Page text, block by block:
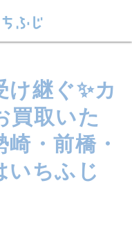
継ぐ✨カ
買取いた
・前橋・
いちふじ